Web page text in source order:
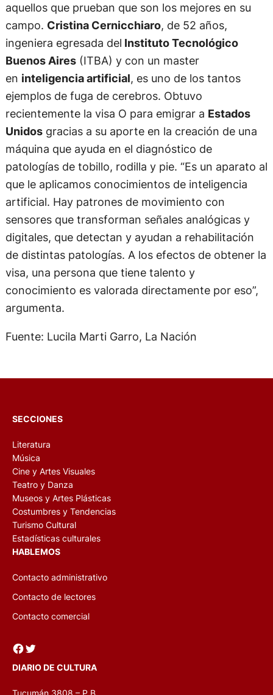
aquellos que prueban que son los mejores en su
campo. Cristina Cernicchiaro, de 52 años,
ingeniera egresada del Instituto Tecnológico
Buenos Aires(ITBA) y con un master
en inteligencia artificial, es uno de los tantos
ejemplos de fuga de cerebros. Obtuvo
recientemente la visa O para emigrar a Estados
Unidosgracias a su aporte en la creación de una
máquina que ayuda en el diagnóstico de
patologías de tobillo, rodilla y pie. “Es un aparato al
que le aplicamos conocimientos de inteligencia
artificial. Hay patrones de movimiento con
sensores que transforman señales analógicas y
digitales, que detectan y ayudan a rehabilitación
de distintas patologías. A los efectos de obtener la
visa, una persona que tiene talento y
conocimiento es valorada directamente por eso”,
argumenta.
Fuente: Lucila Marti Garro, La Nación
SECCIONES
Literatura
Música
Cine y Artes Visuales
Teatro y Danza
Museos y Artes Plásticas
Costumbres y Tendencias
Turismo Cultural
Estadísticas culturales
HABLEMOS
Contacto administrativo
Contacto de lectores
Contacto comercial
Facebook Twitter
DIARIO DE CULTURA
Tucumán 3808 – P.B.